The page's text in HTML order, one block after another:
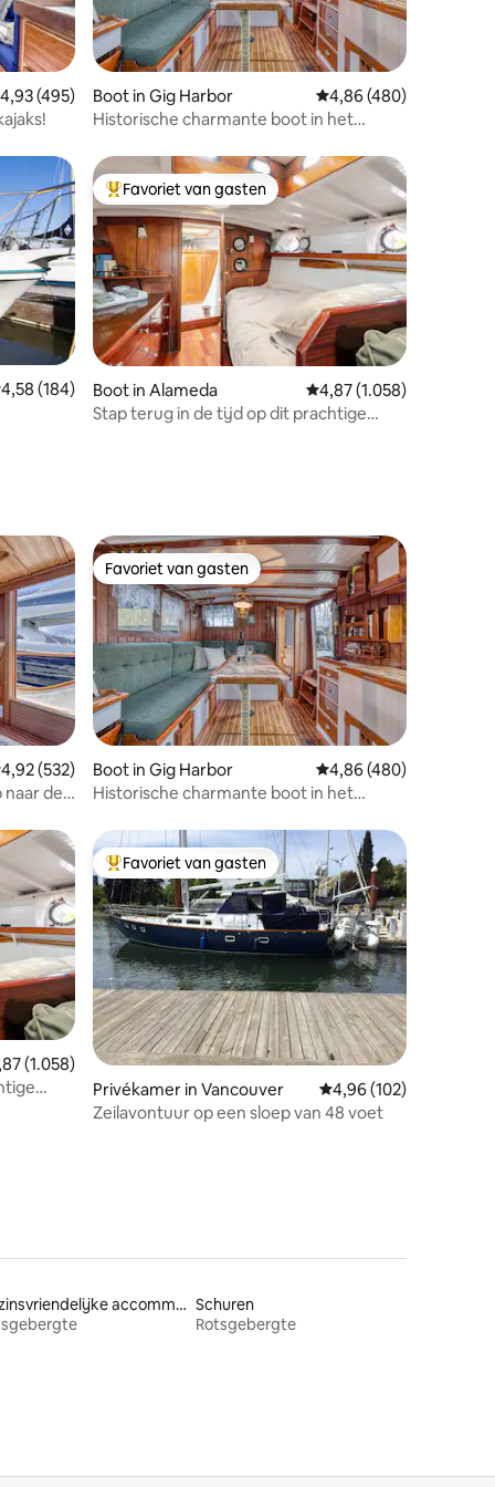
beoordeling van 4,93 uit 5, 495 recensies
4,93 (495)
Boot in Gig Harbor Gemiddelde
4,86 (480)
Historische charmante boot in het
beoordeling van 4,58 uit 5, 184 recensies
4,58 (184)
Topfavoriet van gasten
Favoriet van gasten
Boot in Alameda Gemiddelde
4,87 (1.058)
Stap terug in de tijd op dit prachtige
beoordeling van 4,92 uit 5, 532 recensies
4,92 (532)
naar de
Favoriet van gasten
Favoriet van gasten
Boot in Gig Harbor Gemiddelde
4,86 (480)
Historische charmante boot in het
beoordeling van 4,87 uit 5, 1.058 recensies
(1.058)
Topfavoriet van gasten
Favoriet van gasten
Privékamer in Vancouver Gemiddelde
4,96 (102)
Zeilavontuur op een sloep van 48 voet
Gezinsvriendelijke accommodaties Schuren
Rotsgebergte